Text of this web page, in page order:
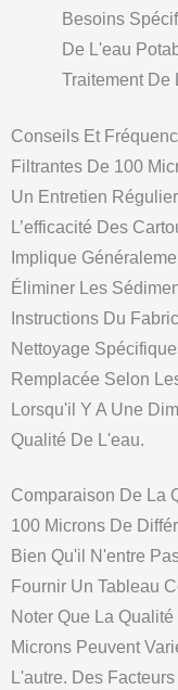
Besoins
De L'eau
Traitement De
Conseils Et
Filtrantes De 100
Un Entretien
L’efficacité Des
Implique
Éliminer Les
Instructions Du
Nettoyage
Remplacée Selon
Lorsqu'il Y A Une
Qualité De L'eau.
Comparaison De La
100 Microns De
Bien Qu'il N'entre
Fournir Un Tableau
Noter Que La
Microns Peuvent
L'autre. Des